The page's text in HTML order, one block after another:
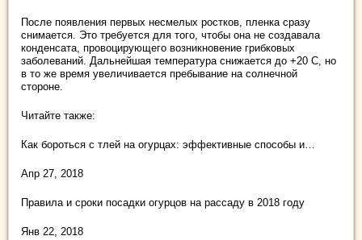
После появления первых несмелых ростков, пленка сразу
снимается. Это требуется для того, чтобы она не создавала
конденсата, провоцирующего возникновение грибковых
заболеваний. Дальнейшая температура снижается до +20 С, но
в то же время увеличивается пребывание на солнечной
стороне.
Читайте также:
Как бороться с тлей на огурцах: эффективные способы и…
Апр 27, 2018
Правила и сроки посадки огурцов на рассаду в 2018 году
Янв 22, 2018